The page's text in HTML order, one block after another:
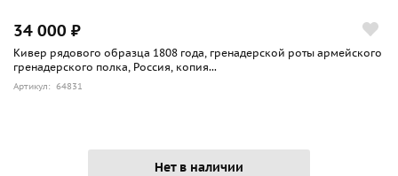
34 000 ₽
Кивер рядового образца 1808 года, гренадерской роты армейского
гренадерского полка, Россия, копия...
Артикул: 64831
Нет в наличии